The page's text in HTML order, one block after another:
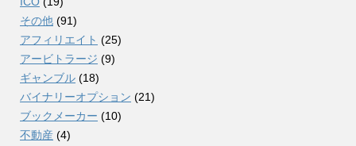
その他 (91)
アフィリエイト (25)
アービトラージ (9)
ギャンブル (18)
バイナリーオプション (21)
ブックメーカー (10)
不動産 (4)